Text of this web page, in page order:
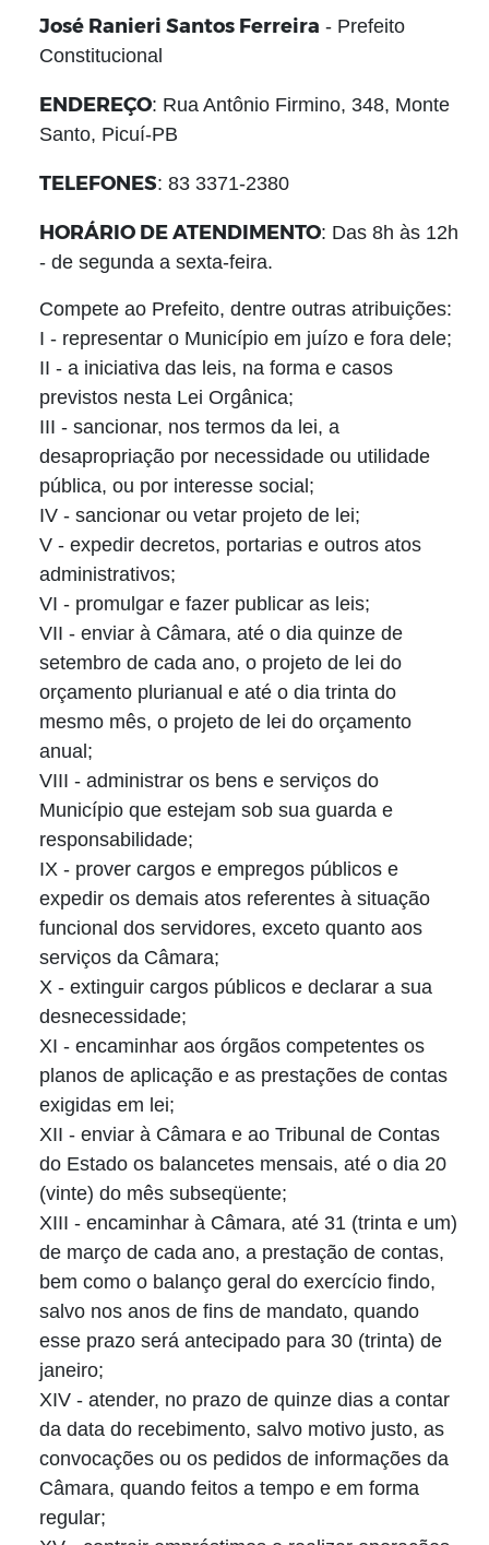
José Ranieri Santos Ferreira - Prefeito
Constitucional
ENDEREÇO: Rua Antônio Firmino, 348, Monte
Santo, Picuí-PB
TELEFONES: 83 3371-2380
HORÁRIO DE ATENDIMENTO: Das 8h às 12h
- de segunda a sexta-feira.
Compete ao Prefeito, dentre outras atribuições:
I - representar o Município em juízo e fora dele;
II - a iniciativa das leis, na forma e casos
previstos nesta Lei Orgânica;
III - sancionar, nos termos da lei, a
desapropriação por necessidade ou utilidade
pública, ou por interesse social;
IV - sancionar ou vetar projeto de lei;
V - expedir decretos, portarias e outros atos
administrativos;
VI - promulgar e fazer publicar as leis;
VII - enviar à Câmara, até o dia quinze de
setembro de cada ano, o projeto de lei do
orçamento plurianual e até o dia trinta do
mesmo mês, o projeto de lei do orçamento
anual;
VIII - administrar os bens e serviços do
Município que estejam sob sua guarda e
responsabilidade;
IX - prover cargos e empregos públicos e
expedir os demais atos referentes à situação
funcional dos servidores, exceto quanto aos
serviços da Câmara;
X - extinguir cargos públicos e declarar a sua
desnecessidade;
XI - encaminhar aos órgãos competentes os
planos de aplicação e as prestações de contas
exigidas em lei;
XII - enviar à Câmara e ao Tribunal de Contas
do Estado os balancetes mensais, até o dia 20
(vinte) do mês subseqüente;
XIII - encaminhar à Câmara, até 31 (trinta e um)
de março de cada ano, a prestação de contas,
bem como o balanço geral do exercício findo,
salvo nos anos de fins de mandato, quando
esse prazo será antecipado para 30 (trinta) de
janeiro;
XIV - atender, no prazo de quinze dias a contar
da data do recebimento, salvo motivo justo, as
convocações ou os pedidos de informações da
Câmara, quando feitos a tempo e em forma
regular;